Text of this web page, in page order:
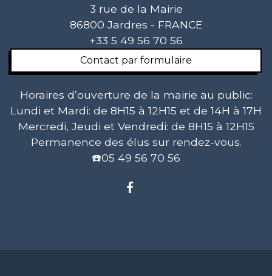
3 rue de la Mairie
86800 Jardres - FRANCE
+33 5 49 56 70 56
Contact par formulaire
Horaires d’ouverture de la mairie au public:
Lundi et Mardi: de 8H15 à 12H15 et de 14H à 17H
Mercredi, Jeudi et Vendredi: de 8H15 à 12H15
Permanence des élus sur rendez-vous.
☎️05 49 56 70 56